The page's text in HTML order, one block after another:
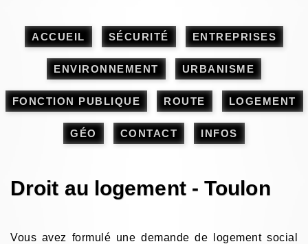
ACCUEIL SÉCURITÉ ENTREPRISES
ENVIRONNEMENT URBANISME
FONCTION PUBLIQUE ROUTE LOGEMENT
GÉO CONTACT INFOS
Droit au logement - Toulon
Vous avez formulé une demande de logement social